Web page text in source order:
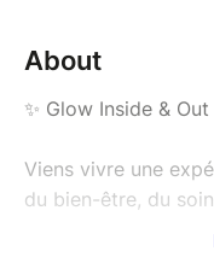
About
✨ Glow Inside & Out
Viens vivre une
du bien-être, du